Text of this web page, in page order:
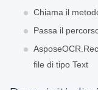
Chiama il
Passa il
file di tipo Text